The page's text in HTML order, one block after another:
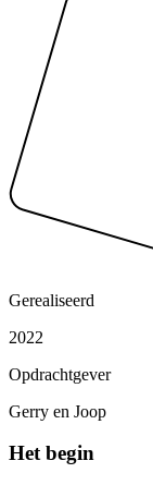
Gerealiseerd
2022
Opdrachtgever
Gerry en Joop
Het begin